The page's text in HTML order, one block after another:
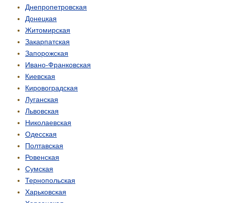
Днепропетровская
Донецкая
Житомирская
Закарпатская
Запорожская
Ивано-Франковская
Киевская
Кировоградская
Луганская
Львовская
Николаевская
Одесская
Полтавская
Ровенская
Сумская
Тернопольская
Харьковская